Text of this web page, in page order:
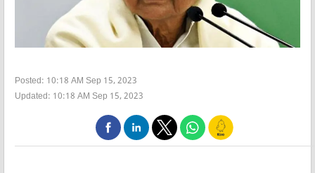
Posted: 10:18 AM Sep 15, 2023
Updated: 10:18 AM Sep 15, 2023